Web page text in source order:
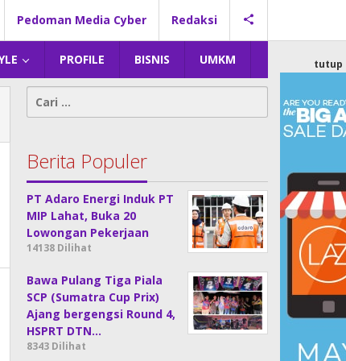
Pedoman Media Cyber Redaksi
PROFILE BISNIS UMKM tutup
Cari
untuk:
Berita Populer
PT Adaro Energi Induk PT
MIP Lahat, Buka 20
Lowongan Pekerjaan
14138 Dilihat
Bawa Pulang Tiga Piala
SCP (Sumatra Cup Prix)
Ajang bergengsi Round 4,
HSPRT DTN…
8343 Dilihat